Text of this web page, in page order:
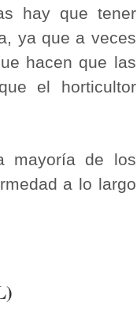
hay que tener
ya que a veces
hacen que las
el horticultor
mayoría de los
a lo largo